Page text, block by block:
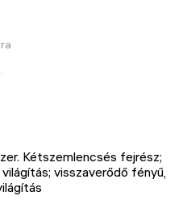
Kétszemlencsés fejrész;
visszaverődő fényű,